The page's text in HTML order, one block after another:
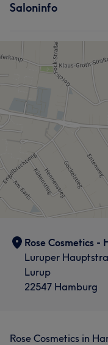
Saloninfo
Rose Cosmetics -
Luruper
Lurup
22547 Hamburg
Rose Cosmetics in